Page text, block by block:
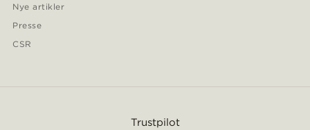
Nye artikler
Presse
CSR
Trustpilot